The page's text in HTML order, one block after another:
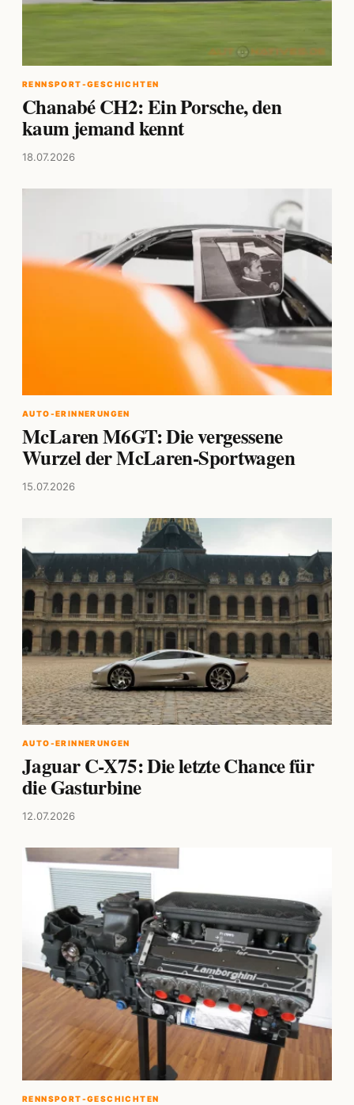
RENNSPORT-GESCHICHTEN
Chanabé CH2: Ein Porsche, den
kaum jemand kennt
18.07.2026
AUTO-ERINNERUNGEN
McLaren M6GT: Die vergessene
Wurzel der McLaren-Sportwagen
15.07.2026
AUTO-ERINNERUNGEN
Jaguar C-X75: Die letzte Chance für
die Gasturbine
12.07.2026
RENNSPORT-GESCHICHTEN